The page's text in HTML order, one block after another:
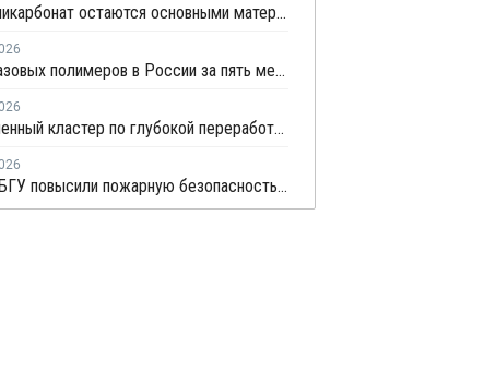
ПВХ и поликарбонат остаются основными материалами для производства банковских карт
Выпуск базовых полимеров в России за пять месяцев вырос на 3,8%
Промышленный кластер по глубокой переработке полимеров намерены создать в Приангарье
Ученые КБГУ повысили пожарную безопасность пластиковых стройматериалов